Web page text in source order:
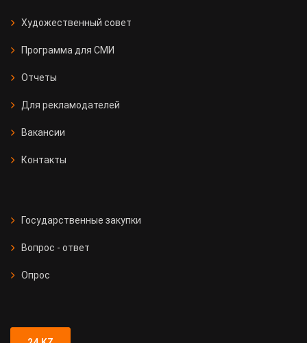
Художественный совет
Программа для СМИ
Отчеты
Для рекламодателей
Вакансии
Контакты
Государственные закупки
Вопрос - ответ
Опрос